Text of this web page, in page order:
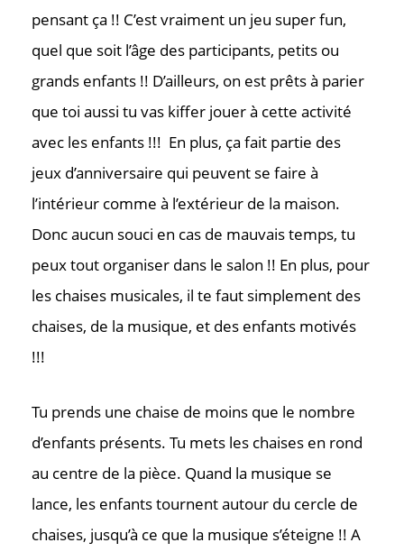
pensant ça !! C’est vraiment un jeu super fun,
quel que soit l’âge des participants, petits ou
grands enfants !! D’ailleurs, on est prêts à parier
que toi aussi tu vas kiffer jouer à cette activité
avec les enfants !!! En plus, ça fait partie des
jeux d’anniversaire qui peuvent se faire à
l’intérieur comme à l’extérieur de la maison.
Donc aucun souci en cas de mauvais temps, tu
peux tout organiser dans le salon !! En plus, pour
les chaises musicales, il te faut simplement des
chaises, de la musique, et des enfants motivés
!!!
Tu prends une chaise de moins que le nombre
d’enfants présents. Tu mets les chaises en rond
au centre de la pièce. Quand la musique se
lance, les enfants tournent autour du cercle de
chaises, jusqu’à ce que la musique s’éteigne !! A